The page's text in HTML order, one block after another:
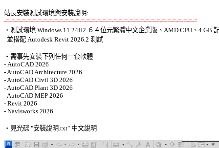
站長安裝測試環境與安裝說明:
-=-=-=-=-=-=-=-=-=-=-=-=-=-=-=-=-=-=-=-=-=-=-=-=-=-=-=-=-=-=-=-=-=-=-=-=
‧測試環境 Windows 11.24H2 ６４位元繁體中文企業版、AMD CPU、4 GB
  並搭配 Autodesk Revit 2026.2 測試
‧需事先安裝下列任何一套軟體
- AutoCAD 2026
- AutoCAD Architecture 2026
- AutoCAD Civil 3D 2026
- AutoCAD Plant 3D 2026
- AutoCAD MEP 2026
- Revit 2026
- Navisworks 2026
‧見光碟 "安裝說明.txt" 中文說明